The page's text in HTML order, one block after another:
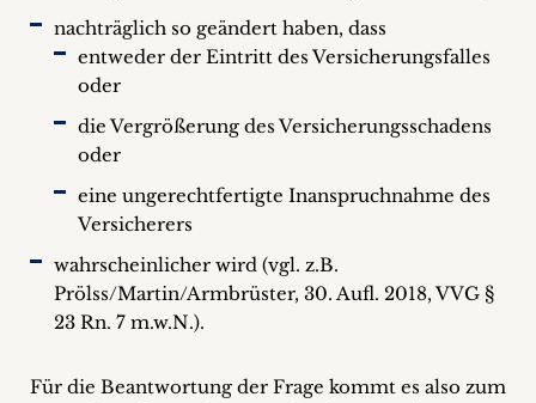
nachträglich so geändert haben, dass
entweder der Eintritt des Versicherungsfalles
oder
die Vergrößerung des Versicherungsschadens
oder
eine ungerechtfertigte Inanspruchnahme des
Versicherers
wahrscheinlicher wird (vgl. z.B.
Prölss/Martin/Armbrüster, 30. Aufl. 2018, VVG §
23 Rn. 7 m.w.N.).
Für die Beantwortung der Frage kommt es also zum